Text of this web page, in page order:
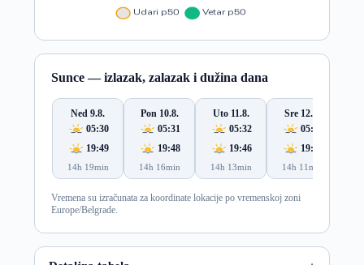
Sunce — izlazak, zalazak i dužina dana
Ned 9.8.
05:30
19:49
14h 19min
Pon 10.8.
05:31
19:48
14h 16min
Uto 11.8.
05:32
19:46
14h 13min
Sre 12.8.
05:34
19:45
14h 11min
Vremena su izračunata za koordinate lokacije po vremenskoj zoni
Europe/Belgrade.